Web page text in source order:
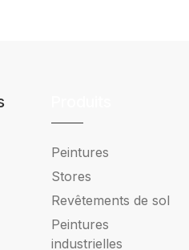
Peintures
Stores
Revêtements de sol
Peintures
industrielles